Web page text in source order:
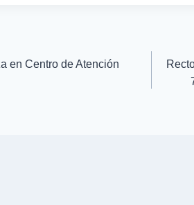
en Centro de Atención